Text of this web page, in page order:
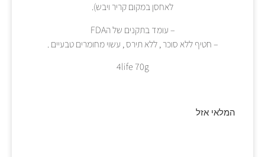
לאחסן במקום קריר ויבש).
– עומד בתקנים של הFDA
– חטיף ללא סוכר , ללא תירס , עשוי מחומרים טבעיים .
4life 70g
המלאי אזל